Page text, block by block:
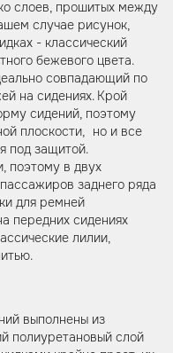
слоев, прошитых между
случае рисунок,
- классический
бежевого цвета.
совпадающий по
на сидениях. Крой
сидений, поэтому
плоскости, но и все
под защитой.
поэтому в двух
заднего ряда
для ремней
передних сидениях
лилии,
выполнены из
полиуретановый слой